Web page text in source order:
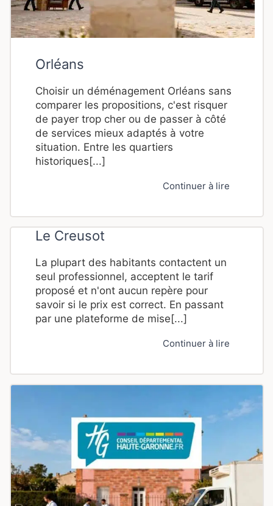
Orléans
Choisir un déménagement Orléans sans
comparer les propositions, c'est risquer
de payer trop cher ou de passer à côté
de services mieux adaptés à votre
situation. Entre les quartiers
historiques[...]
Continuer à lire
Le Creusot
La plupart des habitants contactent un
seul professionnel, acceptent le tarif
proposé et n'ont aucun repère pour
savoir si le prix est correct. En passant
par une plateforme de mise[...]
Continuer à lire